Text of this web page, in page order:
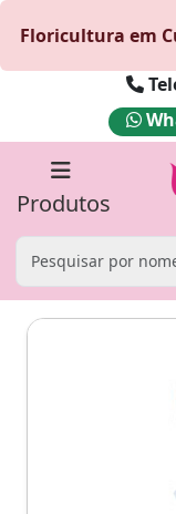
Floricultura em
Produtos